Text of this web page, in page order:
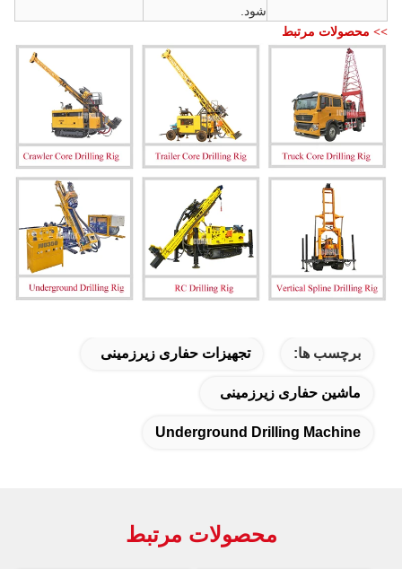
شود.
>> محصولات مرتبط
برچسب ها: تجهیزات حفاری زیرزمینی
ماشین حفاری زیرزمینی
Underground Drilling Machine
محصولات مرتبط